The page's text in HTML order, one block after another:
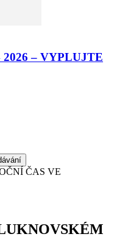
– VYPLUJTE
ČAS VE